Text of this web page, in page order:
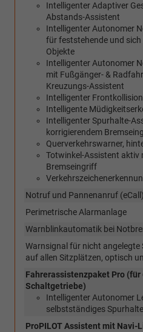
Intelligenter Adaptiver
Abstands-Assistent
Intelligenter Autonomer
für feststehende und
Objekte
Intelligenter Autonomer
mit Fußgänger- &
Kreuzungs-Assistent
Intelligenter
Intelligente
Intelligenter Spurhalte-
korrigierendem
Querverkehrswarner,
Totwinkel-Assistent aktiv
Bremseingriff
Notruf und Pannenanruf (eCall)
Perimetrische Alarmanlage
Warnblinkautomatik bei
Warnsignal für nicht angelegte
auf allen Sitzplätzen, optisch
Fahrerassistenzpaket Pro (für
Schaltgetriebe)
Intelligenter Autonomer
selbstständiges
ProPILOT Assistent mit Navi-